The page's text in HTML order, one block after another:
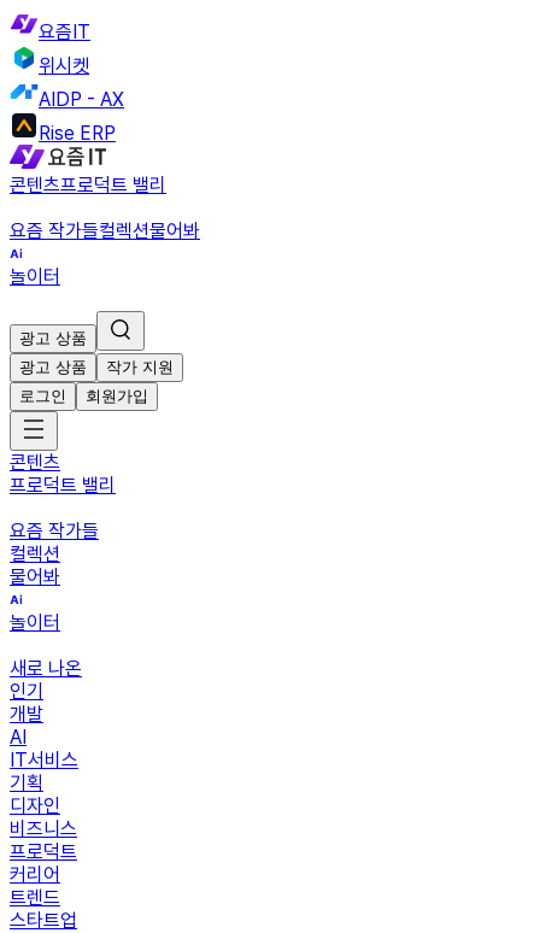
요즘IT
위시켓
AIDP - AX
Rise ERP
콘텐츠프로덕트 밸리
요즘 작가들컬렉션물어봐
놀이터
광고 상품
광고 상품
작가 지원
로그인
회원가입
콘텐츠
프로덕트 밸리
요즘 작가들
컬렉션
물어봐
놀이터
새로 나온
인기
개발
AI
IT서비스
기획
디자인
비즈니스
프로덕트
커리어
트렌드
스타트업